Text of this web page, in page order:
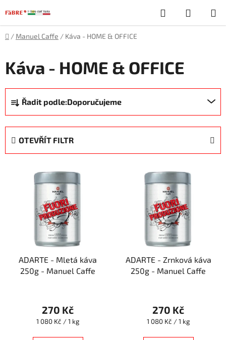
na
obsah
Hledat
KOŠÍK
Domů
/ Manuel Caffe / Káva - HOME & OFFICE
Káva - HOME & OFFICE
Ř
a
z
Řadit podle:Doporučujeme
OTEVŘÍT FILTR
ADARTE - Mletá káva
250g - Manuel Caffe
270 Kč
Měrná
1 080 Kč / 1 kg
ADARTE - Zrnková káva
250g - Manuel Caffe
270 Kč
Měrná
1 080 Kč / 1 kg